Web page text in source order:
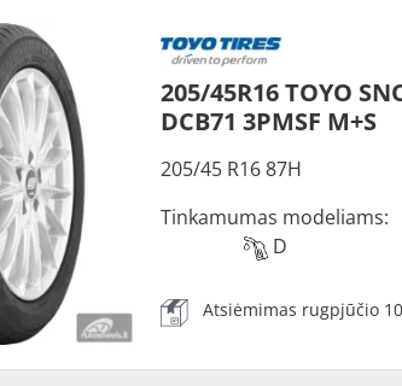
205/45R16 TOYO
DCB71 3PMSF M+S
205/45 R16 87H
Tinkamumas modeliams:
D
Atsiėmimas rugpjūčio